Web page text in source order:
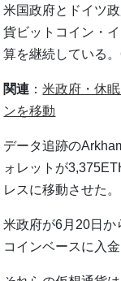
米国政府とドイツ
貨ビットコイン・
算を継続している
関連 ：米政府・休
ンを移動
データ追跡の
ォレットが
レスに移動させた。
米政府が6月20日
コインベースに入